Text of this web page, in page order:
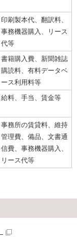
印刷製本代、翻訳料、
事務機器購入、リース
代等
書籍購入費、新聞雑誌
購読料、有料データベ
ース利用料等
給料、手当、賃金等
事務所の賃貸料、維持
管理費、備品、文書通
信費、事務機器購入、
リース代等